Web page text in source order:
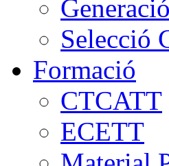
Selecció
Formació
CTCATT
ECETT